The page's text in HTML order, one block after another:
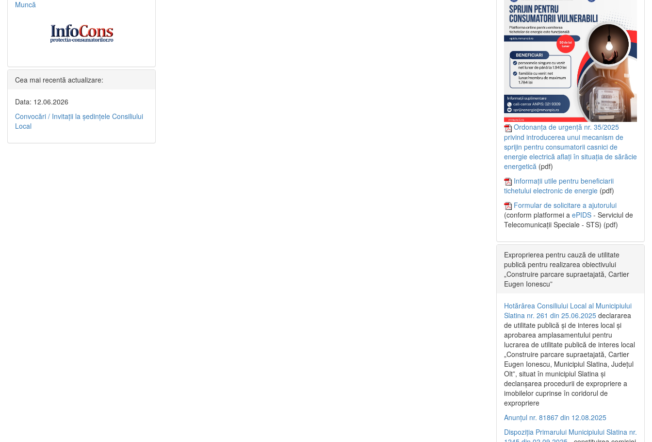
Muncă
Cea mai recentă actualizare:
Data: 12.06.2026
Convocări / Invitaţii la şedinţele Consiliului
Local
Ordonanța de urgență nr. 35/2025
privind introducerea unui mecanism de
sprijin pentru consumatorii casnici de
energie electrică aflați în situația de sărăcie
energetică (pdf)
Informații utile pentru beneficiarii
tichetului electronic de energie (pdf)
Formular de solicitare a ajutorului
(conform platformei a ePIDS - Serviciul de
Telecomunicații Speciale - STS) (pdf)
Exproprierea pentru cauză de utilitate
publică pentru realizarea obiectivului
„Construire parcare supraetajată, Cartier
Eugen Ionescu”
Hotărârea Consiliului Local al Municipiului
Slatina nr. 261 din 25.06.2025 declararea
de utilitate publică și de interes local și
aprobarea amplasamentului pentru
lucrarea de utilitate publică de interes local
„Construire parcare supraetajată, Cartier
Eugen Ionescu, Municipiul Slatina, Județul
Olt”, situat în municipiul Slatina și
declanșarea procedurii de expropriere a
imobilelor cuprinse în coridorul de
expropriere
Anunțul nr. 81867 din 12.08.2025
Dispoziția Primarului Municipiului Slatina nr.